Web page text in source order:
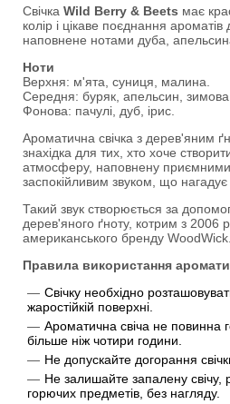
Свічка Wild Berry & Beets має
колір і цікаве поєднання ароматів
наповнене нотами дуба,
Ноти
Верхня: м'ята, суниця, малина.
Середня: буряк, апельсин, зимова
Фонова: пачулі, дуб, ірис.
Ароматична свічка з дерев'яним
знахідка для тих, хто хоче
атмосферу, наповнену
заспокійливим звуком, що нагадує
Такий звук створюється за
дерев'яного ґноту, котрим з 2006
американського бренду WoodWick.
Правила використання
Свічку необхідно
жаростійкій поверхні.
Ароматична свіча не повинна
більше ніж чотири години.
Не допускайте догорання
Не залишайте запалену свічу,
горючих предметів, без нагляду.